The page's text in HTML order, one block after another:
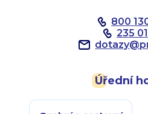
800
235
dotazy@
Úřední